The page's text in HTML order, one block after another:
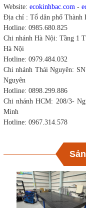
Website: ecokinhbac.com -
Địa chỉ : Tổ dân phố Thành
Hotline: 0985.680.825
Chi nhánh Hà Nội: Tầng 1
Hà Nội
Hotline: 0979.484.032
Chi nhánh Thái Nguyên:
Nguyên
Hotline: 0898.299.886
Chi nhánh HCM: 208/3-
Minh
Hotline: 0967.314.578